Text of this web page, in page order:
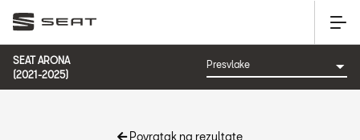
SEAT ARONA
(2021-2025)
Povratak na rezultate